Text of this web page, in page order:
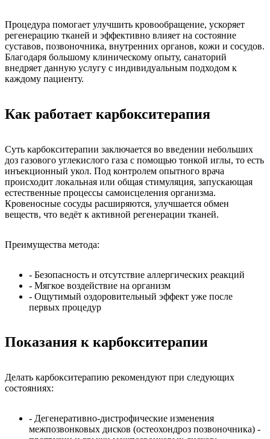
Процедура помогает улучшить кровообращение, ускоряет
регенерацию тканей и эффективно влияет на состояние
суставов, позвоночника, внутренних органов, кожи и сосудов.
Благодаря большому клиническому опыту, санаторий
внедряет данную услугу с индивидуальным подходом к
каждому пациенту.
Как работает карбокситерапия
Суть карбокситерапии заключается во введении небольших
доз газового углекислого газа с помощью тонкой иглы, то есть
инъекционный укол. Под контролем опытного врача
происходит локальная или общая стимуляция, запускающая
естественные процессы самоисцеления организма.
Кровеносные сосуды расширяются, улучшается обмен
веществ, что ведёт к активной регенерации тканей.
Преимущества метода:
- Безопасность и отсутствие аллергических реакций
- Мягкое воздействие на организм
- Ощутимый оздоровительный эффект уже после
первых процедур
Показания к карбокситерапии
Делать карбокситерапию рекомендуют при следующих
состояниях:
- Дегенеративно-дистрофические изменения
межпозвонковых дисков (остеохондроз позвоночника) -